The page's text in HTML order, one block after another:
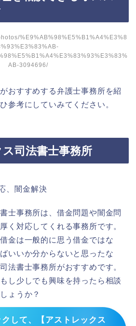
%E9%AB%98%E5%B1%A4%E3%8
AB-3094696/
おすすめする弁護士事務所を紹
参考にしていみてください。
司法書士事務所
、闇金解決
士事務所は、借金問題や闇金問
く対応してくれる事務所です。
金は一般的に思う借金ではな
いいか分からないと思ったな
法書士事務所がおすすめです。
し少しでも興味を持ったら相談
ょうか？
して、【アストレックス